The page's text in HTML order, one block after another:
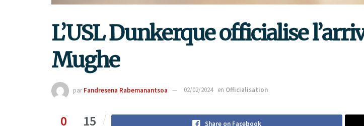
L’USL Dunkerque officialise
Mughe
par Fandresena Rabemanantsoa 02/02/2024 en Officialisation
0 15 Share on Facebook